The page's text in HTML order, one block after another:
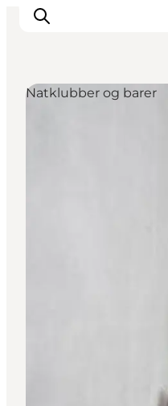
Natklubber og barer